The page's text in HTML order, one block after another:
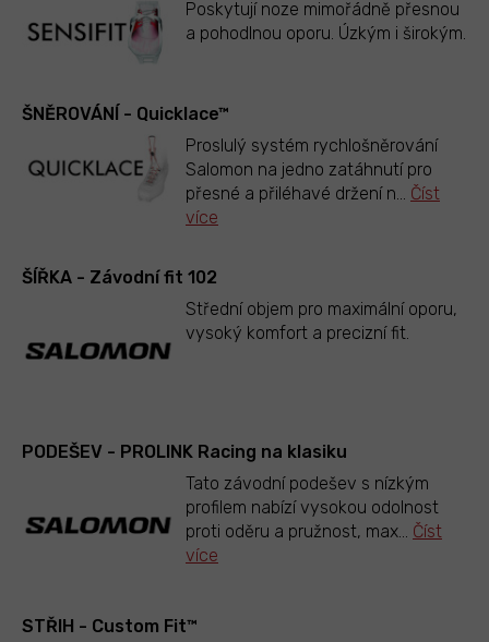
Poskytují noze mimořádně přesnou
a pohodlnou oporu. Úzkým i širokým.
ŠNĚROVÁNÍ - Quicklace™
Proslulý systém rychlošněrování
Salomon na jedno zatáhnutí pro
přesné a přiléhavé držení n... Číst
více
ŠÍŘKA - Závodní fit 102
Střední objem pro maximální oporu,
vysoký komfort a precizní fit.
PODEŠEV - PROLINK Racing na klasiku
Tato závodní podešev s nízkým
profilem nabízí vysokou odolnost
proti oděru a pružnost, max... Číst
více
STŘIH - Custom Fit™